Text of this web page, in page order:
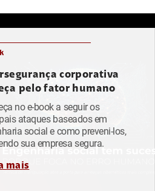
corporativa
pelo fator humano
no e-book a seguir os
ataques baseados em
social e como preveni-los,
sua empresa segura.
mais